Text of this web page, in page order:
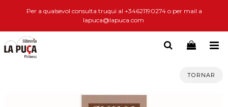
Per a qualsevol consulta truqui al +34621190274 o per mail a
lapuca@lapuca.com
TORNAR